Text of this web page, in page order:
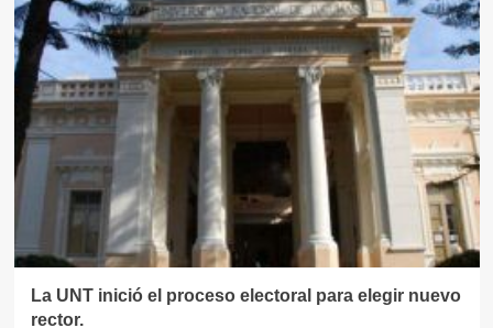
La UNT inició el proceso electoral para elegir nuevo
rector.